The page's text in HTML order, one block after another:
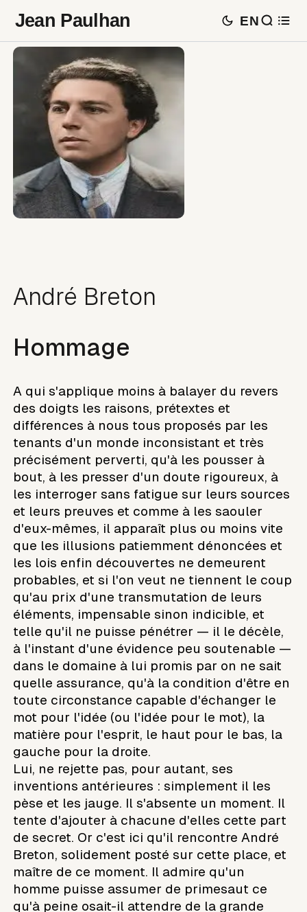
Jean Paulhan EN
André Breton
Hommage
A qui s'applique moins à balayer du revers
des doigts les raisons, prétextes et
différences à nous tous proposés par les
tenants d'un monde inconsistant et très
précisément perverti, qu'à les pousser à
bout, à les presser d'un doute rigoureux, à
les interroger sans fatigue sur leurs sources
et leurs preuves et comme à les saouler
d'eux-mêmes, il apparaît plus ou moins vite
que les illusions patiemment dénoncées et
les lois enfin découvertes ne demeurent
probables, et si l'on veut ne tiennent le coup
qu'au prix d'une transmutation de leurs
éléments, impensable sinon indicible, et
telle qu'il ne puisse pénétrer — il le décèle,
à l'instant d'une évidence peu soutenable —
dans le domaine à lui promis par on ne sait
quelle assurance, qu'à la condition d'être en
toute circonstance capable d'échanger le
mot pour l'idée (ou l'idée pour le mot), la
matière pour l'esprit, le haut pour le bas, la
gauche pour la droite.
Lui, ne rejette pas, pour autant, ses
inventions antérieures : simplement il les
pèse et les jauge. Il s'absente un moment. Il
tente d'ajouter à chacune d'elles cette part
de secret. Or c'est ici qu'il rencontre André
Breton, solidement posté sur cette place, et
maître de ce moment. Il admire qu'un
homme puisse assumer de primesaut ce
qu'à peine osait-il attendre de la grande